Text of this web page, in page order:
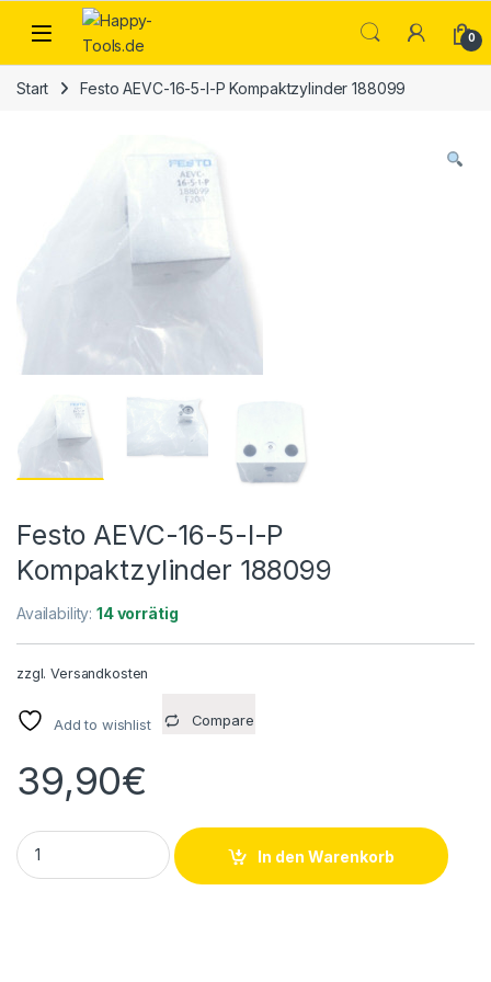
Skip to navigation
Skip to content
Open 0
Start Festo AEVC-16-5-I-P Kompaktzylinder 188099
Festo AEVC-16-5-I-P
Kompaktzylinder 188099
Availability:14 vorrätig
zzgl.Versandkosten
Add to wishlist Compare
39,90€
Festo AEVC-16-5-I-P Kompaktzylinder 188099 quantity
In den Warenkorb